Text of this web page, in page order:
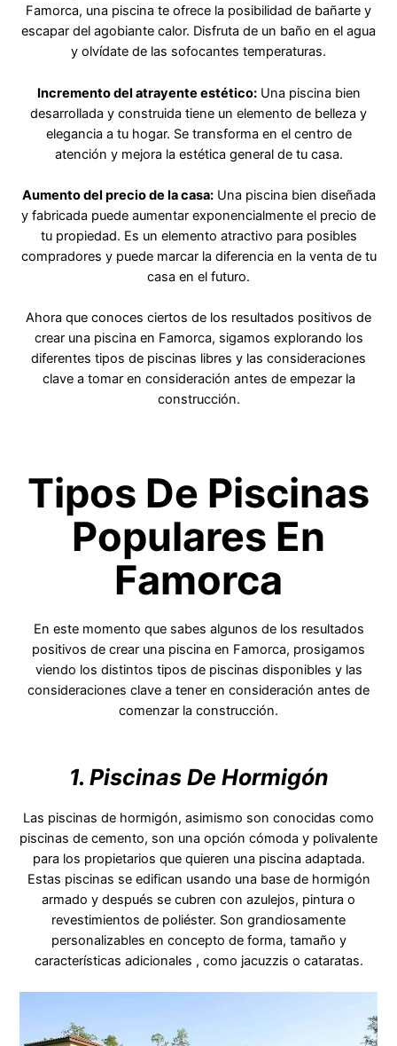
Famorca, una piscina te ofrece la posibilidad de bañarte y
escapar del agobiante calor. Disfruta de un baño en el agua
y olvídate de las sofocantes temperaturas.
Incremento del atrayente estético:Una piscina bien
desarrollada y construida tiene un elemento de belleza y
elegancia a tu hogar. Se transforma en el centro de
atención y mejora la estética general de tu casa.
Aumento del precio de la casa:Una piscina bien diseñada
y fabricada puede aumentar exponencialmente el precio de
tu propiedad. Es un elemento atractivo para posibles
compradores y puede marcar la diferencia en la venta de tu
casa en el futuro.
Ahora que conoces ciertos de los resultados positivos de
crear una piscina en Famorca, sigamos explorando los
diferentes tipos de piscinas libres y las consideraciones
clave a tomar en consideración antes de empezar la
construcción.
Tipos De Piscinas
Populares En
Famorca
En este momento que sabes algunos de los resultados
positivos de crear una piscina en Famorca, prosigamos
viendo los distintos tipos de piscinas disponibles y las
consideraciones clave a tener en consideración antes de
comenzar la construcción.
1. Piscinas De Hormigón
Las piscinas de hormigón, asimismo son conocidas como
piscinas de cemento, son una opción cómoda y polivalente
para los propietarios que quieren una piscina adaptada.
Estas piscinas se edifican usando una base de hormigón
armado y después se cubren con azulejos, pintura o
revestimientos de poliéster. Son grandiosamente
personalizables en concepto de forma, tamaño y
características adicionales , como jacuzzis o cataratas.